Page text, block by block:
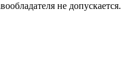
не допускается.